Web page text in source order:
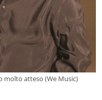
molto atteso (We Music)